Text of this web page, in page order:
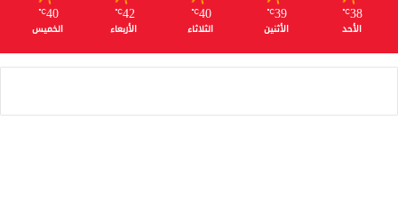
38
℃
الأحد
39
℃
الأثنين
40
℃
الثلاثاء
42
℃
الأربعاء
40
℃
الخميس